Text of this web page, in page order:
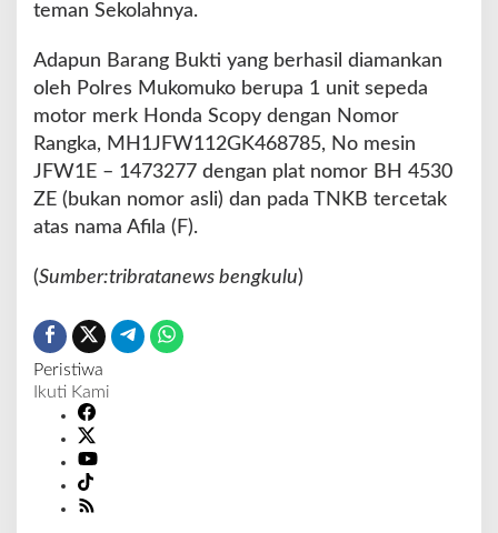
teman Sekolahnya.
Adapun Barang Bukti yang berhasil diamankan
oleh Polres Mukomuko berupa 1 unit sepeda
motor merk Honda Scopy dengan Nomor
Rangka, MH1JFW112GK468785, No mesin
JFW1E – 1473277 dengan plat nomor BH 4530
ZE (bukan nomor asli) dan pada TNKB tercetak
atas nama Afila (F).
(Sumber:tribratanews bengkulu)
Peristiwa
Ikuti Kami